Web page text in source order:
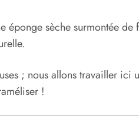
éponge sèche surmontée de
; nous allons travailler ici
!